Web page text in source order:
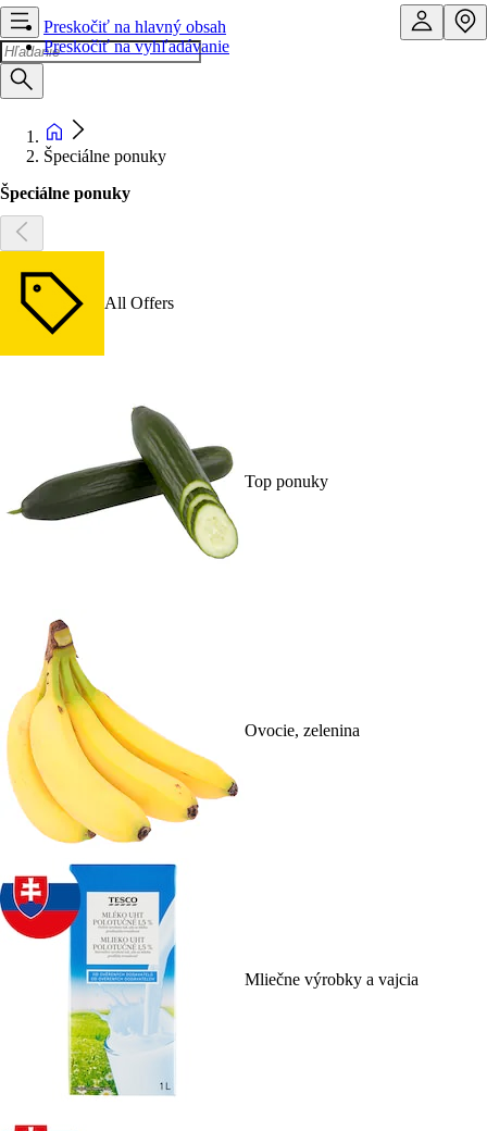
Preskočiť na hlavný obsah
Preskočiť na vyhľadávanie
Špeciálne ponuky
Špeciálne ponuky
All Offers
Top ponuky
Ovocie, zelenina
Mliečne výrobky a vajcia